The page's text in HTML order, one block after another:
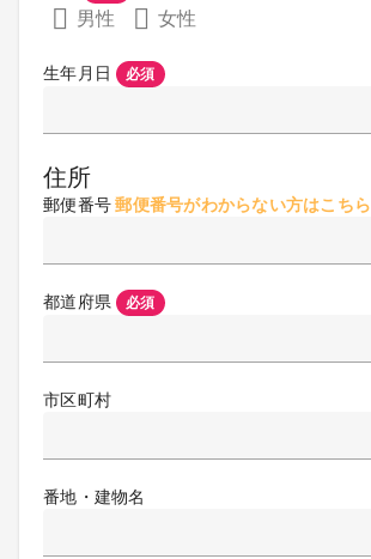
男性 女性
生年月日 必須
住所
郵便番号郵便番号がわからない方はこちら
都道府県 必須
市区町村
番地・建物名